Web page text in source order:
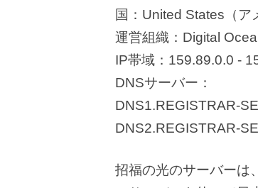
国：United States（ア
運営組織：Digital
IP帯域：159.89.0.0 -
DNSサーバー：
DNS1.REGISTRAR-
DNS2.REGISTRAR-
招福の光のサーバーは